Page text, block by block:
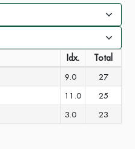
Idx. Total
9.0
27
11.0
25
3.0 23